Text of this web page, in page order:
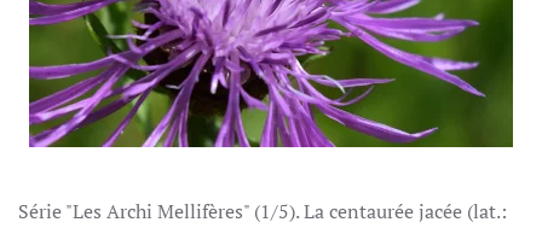
Série "Les Archi Mellifères" (1/5). La centaurée jacée (lat.: